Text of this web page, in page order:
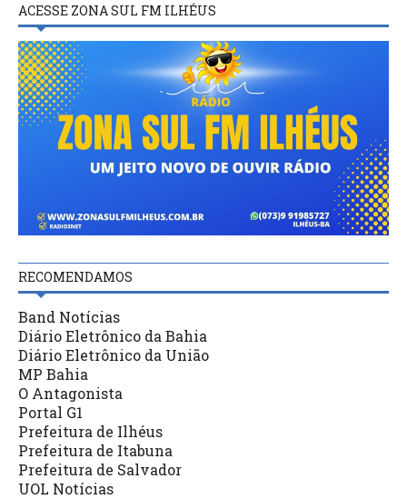
ACESSE ZONA SUL FM ILHÉUS
RECOMENDAMOS
Band Notícias
Diário Eletrônico da Bahia
Diário Eletrônico da União
MP Bahia
O Antagonista
Portal G1
Prefeitura de Ilhéus
Prefeitura de Itabuna
Prefeitura de Salvador
UOL Notícias